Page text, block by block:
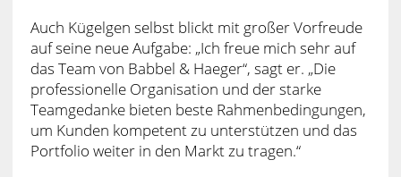
Auch Kügelgen selbst blickt mit großer Vorfreude
auf seine neue Aufgabe: „Ich freue mich sehr auf
das Team von Babbel & Haeger“, sagt er. „Die
professionelle Organisation und der starke
Teamgedanke bieten beste Rahmenbedingungen,
um Kunden kompetent zu unterstützen und das
Portfolio weiter in den Markt zu tragen.“